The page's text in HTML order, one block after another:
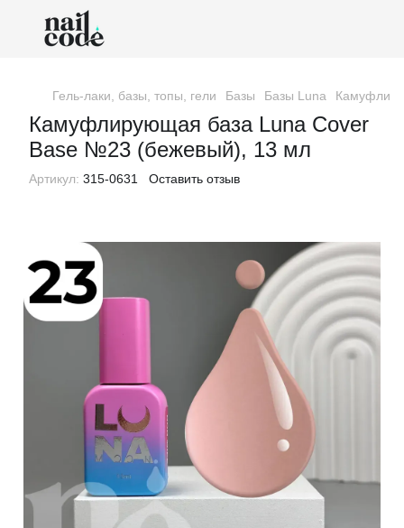
Гель-лаки, базы, топы, гели Базы Базы Luna
Камуфлирующая база Luna Cover
Base №23 (бежевый), 13 мл
Артикул: 315-0631 Оставить отзыв